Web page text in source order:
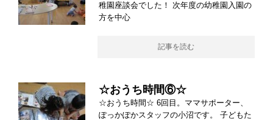
稚園座談会でした！ 次年度の幼稚園入園の
方を中心
記事を読む
☆おうち時間⑥☆
☆おうち時間☆ 6回目。ママサポーター、
ぽっかぽかスタッフの小沼です。 子どもた